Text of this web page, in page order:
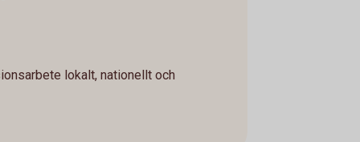
lokalt, nationellt och